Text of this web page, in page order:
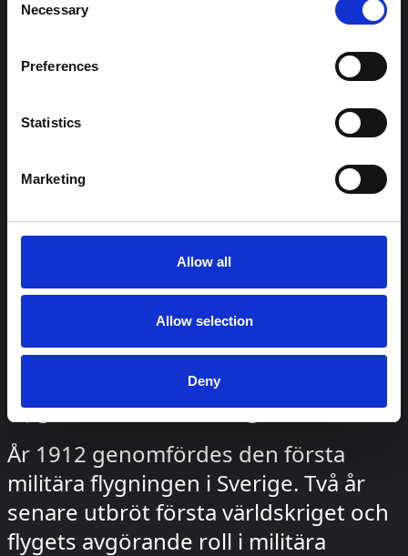
Selection
Necessary
Preferences
Statistics
Marketing
Allow all
Allow selection
Deny
Under Flygvapenmuseums
teknikvisning tar ni del av museets
utställningar och tittar närmre på
olika typer av teknik som används i
våra flygmaskiner; från de allra äldsta
till de mest moderna. Ni få ta del
Flygdrömmar, världskrig och livsöden
År 1912 genomfördes den första
militära flygningen i Sverige. Två år
senare utbröt första världskriget och
flygets avgörande roll i militära